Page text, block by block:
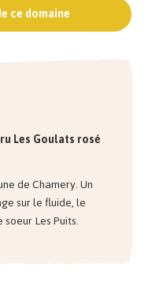
ce domaine
Les Goulats rosé
de Chamery. Un
sur le fluide, le
Les Puits.